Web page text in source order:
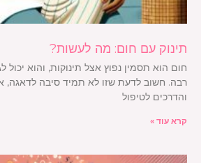
תינוק עם חום: מה לעשות?
חום הוא תסמין נפוץ אצל תינוקות, והוא יכול
רבה. חשוב לדעת שזו לא תמיד סיבה לדאגה,
והדרכים לטיפול
קרא עוד »